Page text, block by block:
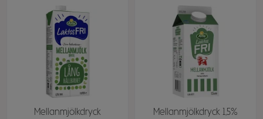
Mellanmjölkdryck
Mellanmjölkdryck 1,5%